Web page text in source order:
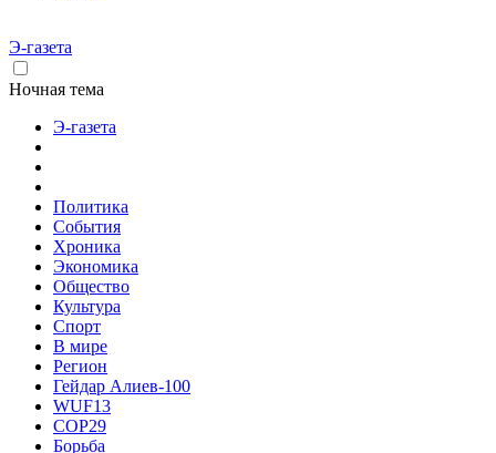
Э-газета
Ночная тема
Э-газета
Политика
События
Хроника
Экономика
Общество
Культура
Спорт
В мире
Регион
Гейдар Алиев-100
WUF13
COP29
Борьба